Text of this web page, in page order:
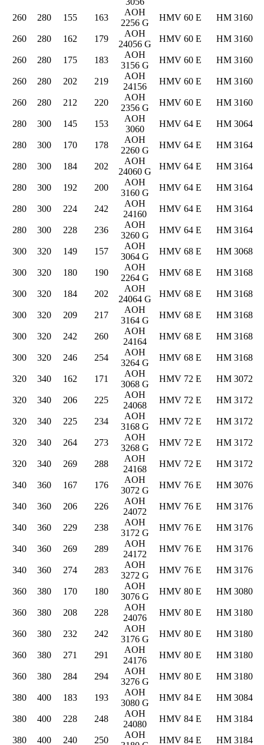
260 280 155 163
AOH
2256 G
HMV 60 E HM 3160
260 280 162 179
AOH
24056 G
HMV 60 E HM 3160
260 280 175 183
AOH
3156 G
HMV 60 E HM 3160
260 280 202 219
AOH
24156
HMV 60 E HM 3160
260 280 212 220
AOH
2356 G
HMV 60 E HM 3160
280 300 145 153
AOH
3060
HMV 64 E HM 3064
280 300 170 178
AOH
2260 G
HMV 64 E HM 3164
280 300 184 202
AOH
24060 G
HMV 64 E HM 3164
280 300 192 200
AOH
3160 G
HMV 64 E HM 3164
280 300 224 242
AOH
24160
HMV 64 E HM 3164
280 300 228 236
AOH
3260 G
HMV 64 E HM 3164
300 320 149 157
AOH
3064 G
HMV 68 E HM 3068
300 320 180 190
AOH
2264 G
HMV 68 E HM 3168
300 320 184 202
AOH
24064 G
HMV 68 E HM 3168
300 320 209 217
AOH
3164 G
HMV 68 E HM 3168
300 320 242 260
AOH
24164
HMV 68 E HM 3168
300 320 246 254
AOH
3264 G
HMV 68 E HM 3168
320 340 162 171
AOH
3068 G
HMV 72 E HM 3072
320 340 206 225
AOH
24068
HMV 72 E HM 3172
320 340 225 234
AOH
3168 G
HMV 72 E HM 3172
320 340 264 273
AOH
3268 G
HMV 72 E HM 3172
320 340 269 288
AOH
24168
HMV 72 E HM 3172
340 360 167 176
AOH
3072 G
HMV 76 E HM 3076
340 360 206 226
AOH
24072
HMV 76 E HM 3176
340 360 229 238
AOH
3172 G
HMV 76 E HM 3176
340 360 269 289
AOH
24172
HMV 76 E HM 3176
340 360 274 283
AOH
3272 G
HMV 76 E HM 3176
360 380 170 180
AOH
3076 G
HMV 80 E HM 3080
360 380 208 228
AOH
24076
HMV 80 E HM 3180
360 380 232 242
AOH
3176 G
HMV 80 E HM 3180
360 380 271 291
AOH
24176
HMV 80 E HM 3180
360 380 284 294
AOH
3276 G
HMV 80 E HM 3180
380 400 183 193
AOH
3080 G
HMV 84 E HM 3084
380 400 228 248
AOH
24080
HMV 84 E HM 3184
380 400 240 250
AOH
HMV 84 E HM 3184